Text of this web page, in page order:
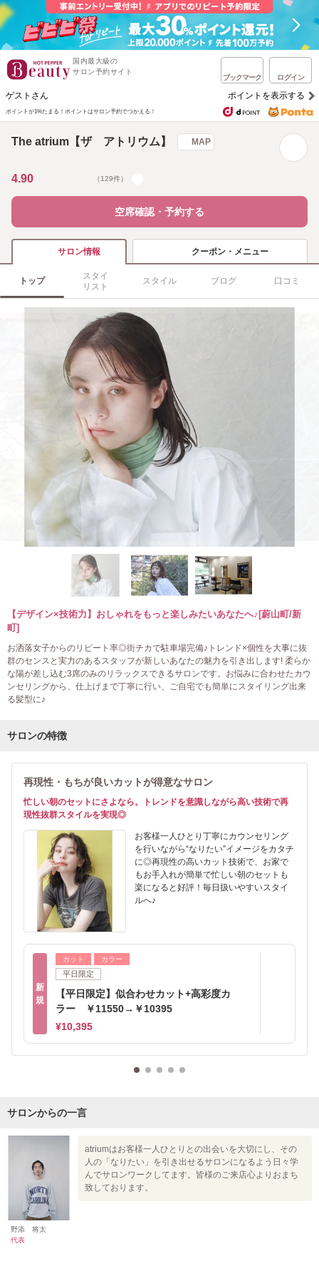
国内最大級の
サロン予約サイト
ブックマーク ログイン
ゲストさん ポイントを表示する
ポイントが1%たまる！ ポイントはサロン予約でつかえる！
The atrium【ザ アトリウム】 MAP
4.90 （129件）
空席確認・予約する
サロン情報 クーポン・メニュー
トップ
スタイ
リスト
スタイル ブログ 口コミ
【デザイン×技術力】おしゃれをもっと楽しみたいあなたへ♪[蔚山町/新
町]
お洒落女子からのリピート率◎街チカで駐車場完備♪トレンド×個性を大事に抜
群のセンスと実力のあるスタッフが新しいあなたの魅力を引き出します! 柔らか
な陽が差し込む3席のみのリラックスできるサロンです。お悩みに合わせたカウ
ンセリングから、仕上げまで丁寧に行い、ご自宅でも簡単にスタイリング出来
る髪型に♪
サロンの特徴
再現性・もちが良いカットが得意なサロン
忙しい朝のセットにさよなら。トレンドを意識しながら高い技術で再
現性抜群スタイルを実現◎
お客様一人ひとり丁寧にカウンセリング
を行いながら“なりたい”イメージをカタチ
に◎再現性の高いカット技術で、お家で
もお手入れが簡単で忙しい朝のセットも
楽になると好評！毎日扱いやすいスタイ
ルへ♪
新
規
カット カラー
平日限定
【平日限定】似合わせカット+高彩度カ
ラー ￥11550→￥10395
¥10,395
サロンからの一言
野添 将太
代表
atriumはお客様一人ひとりとの出会いを大切にし、その
人の「なりたい」を引き出せるサロンになるよう日々学
んでサロンワークしてます。皆様のご来店心よりおまち
致しております。